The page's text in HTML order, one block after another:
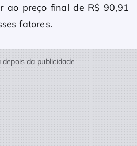
ao preço final de R$ 90,91
fatores.
depois da publicidade